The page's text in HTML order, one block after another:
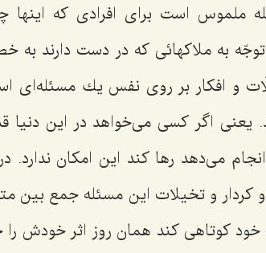
است برای افرادی كه اینها
به ملاكهائی كه در دست دارند به
و افكار بر روی نفس یك
یعنی اگر كسی می‌خواهد در این دنیا
می‌دهد رها كند این امكان ندارد.
و كردار و تخیلات این مسئله جمع بین
خود كوتاهی كند همان روز اثر خودش